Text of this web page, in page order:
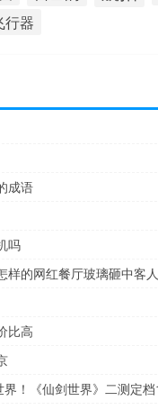
行器
成语
吗
样的网红餐厅玻璃砸中客人
比高